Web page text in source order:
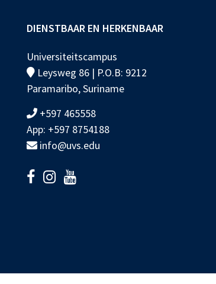
DIENSTBAAR EN HERKENBAAR
Universiteitscampus
Leysweg 86 | P.O.B: 9212
Paramaribo, Suriname
+597 465558
App: +597 8754188
info@uvs.edu